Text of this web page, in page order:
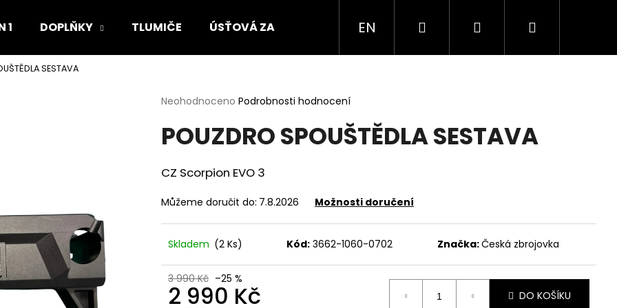
1 DOPLŇKY TLUMIČE ÚSŤOVÁ ZAŘÍZENÍ SLUŽBY O NÁS
EN Hledat PřihlášeníNákupní
SESTAVA
Průměrné
produktu
je
z
5
Neohodnoceno Podrobnosti hodnocení
POUZDRO SPOUŠTĚDLA SESTAVA
CZ Scorpion EVO 3
Můžeme doručit do: 7.8.2026 Možnosti doručení
Skladem (2 Ks) Kód: 3662-1060-0702 Značka:Česká zbrojovka
3 990 Kč –25 %
2 990 Kč DO KOŠÍKU
Co potřebujete najít?
HLEDAT
Následující